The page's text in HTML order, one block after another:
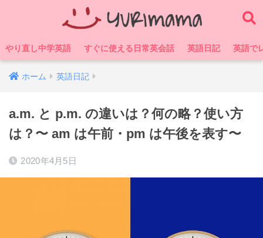
やり直し中学英語 すぐに使える日常英会話 英語日記 英語で
ホーム 英語日記
a.m. と p.m. の違いは？何の略？使い方
は？〜 am は午前・pm は午後を表す〜
2020年4月5日